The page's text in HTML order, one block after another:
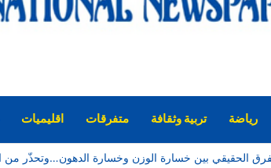
رياضة تربية وثقافة متفرقات اقليميات